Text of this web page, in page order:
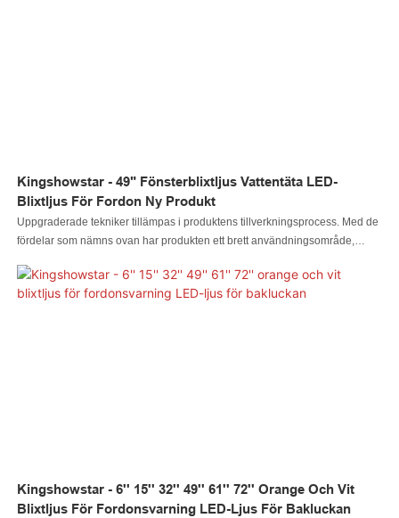
Kingshowstar - 49" Fönsterblixtljus Vattentäta LED-
Blixtljus För Fordon Ny Produkt
Uppgraderade tekniker tillämpas i produktens tillverkningsprocess. Med de
fördelar som nämns ovan har produkten ett brett användningsområde,
Kingshowstar - 6'' 15'' 32'' 49'' 61'' 72'' Orange Och Vit
Blixtljus För Fordonsvarning LED-Ljus För Bakluckan